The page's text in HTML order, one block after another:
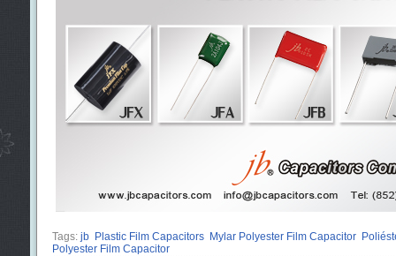
Tags: jb Plastic Film Capacitors Mylar Polyester Film Capacitor
Polyester Film Capacitor